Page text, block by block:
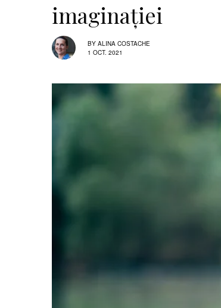
imaginaţiei
BY ALINA COSTACHE
1 OCT. 2021